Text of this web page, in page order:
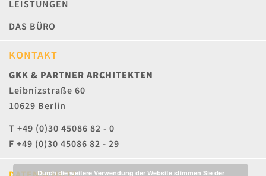
LEISTUNGEN
DAS BÜRO
KONTAKT
GKK & PARTNER ARCHITEKTEN
Leibnizstraße 60
10629 Berlin
T +49 (0)30 45086 82 - 0
F +49 (0)30 45086 82 - 29
Durch die weitere Verwendung der Website stimmen Sie der